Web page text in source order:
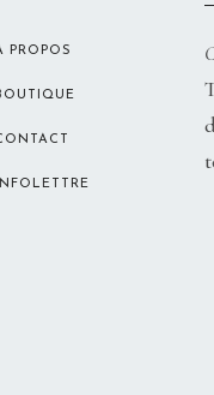
PROPOS
INFOLETTRE